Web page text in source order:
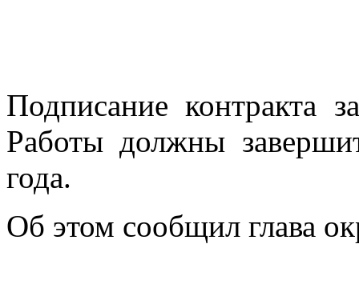
Подписание контракта
Работы должны
года.
Об этом сообщил глава